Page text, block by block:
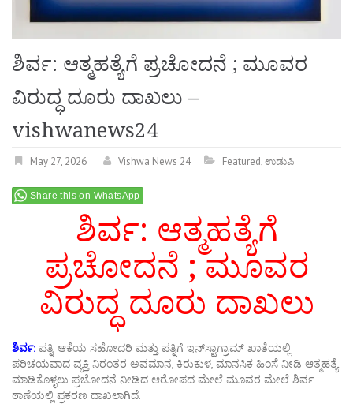
ಶಿರ್ವ: ಆತ್ಮಹತ್ಯೆಗೆ ಪ್ರಚೋದನೆ ; ಮೂವರ
ವಿರುದ್ಧ ದೂರು ದಾಖಲು –
vishwanews24
May 27, 2026 Vishwa News 24 Featured,ಉಡುಪಿ
Share this on WhatsApp
ಶಿರ್ವ: ಆತ್ಮಹತ್ಯೆಗೆ
ಪ್ರಚೋದನೆ ; ಮೂವರ
ವಿರುದ್ಧ ದೂರು ದಾಖಲು
ಶಿರ್ವ: ಪತ್ನಿ, ಆಕೆಯ ಸಹೋದರಿ ಮತ್ತು ಪತ್ನಿಗೆ ಇನ್‌ಸ್ಟಾಗ್ರಾಮ್ ಖಾತೆಯಲ್ಲಿ
ಪರಿಚಯವಾದ ವ್ಯಕ್ತಿ ನಿರಂತರ ಅವಮಾನ, ಕಿರುಕುಳ, ಮಾನಸಿಕ ಹಿಂಸೆ ನೀಡಿ ಆತ್ಮಹತ್ಯೆ
ಮಾಡಿಕೊಳ್ಳಲು ಪ್ರಚೋದನೆ ನೀಡಿದ ಆರೋಪದ ಮೇಲೆ ಮೂವರ ಮೇಲೆ ಶಿರ್ವ
ಠಾಣೆಯಲ್ಲಿ ಪ್ರಕರಣ ದಾಖಲಾಗಿದೆ.